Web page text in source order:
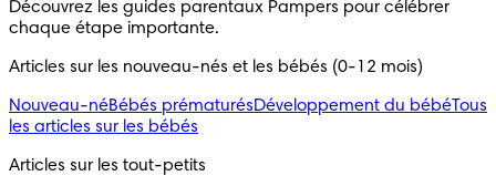
Découvrez les guides parentaux Pampers pour célébrer
chaque étape importante.
Articles sur les nouveau-nés et les bébés (0-12 mois)
Nouveau-néBébés prématurésDéveloppement du bébéTous
les articles sur les bébés
Articles sur les tout-petits